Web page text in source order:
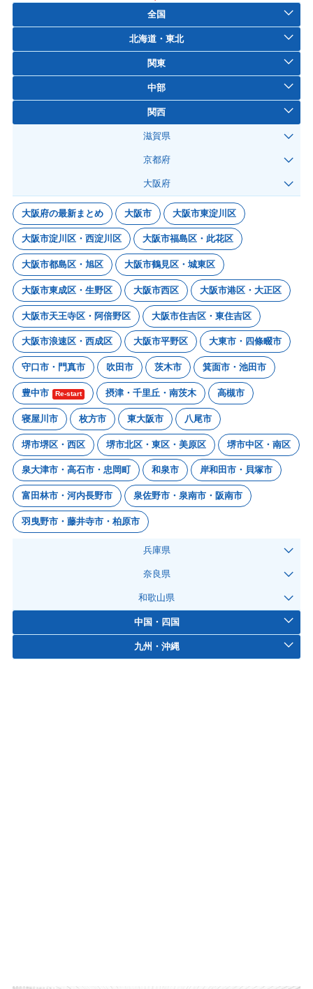
全国
北海道・東北
関東
中部
関西
滋賀県
京都府
大阪府
大阪府の最新まとめ 大阪市 大阪市東淀川区
大阪市淀川区・西淀川区 大阪市福島区・此花区
大阪市都島区・旭区 大阪市鶴見区・城東区
大阪市東成区・生野区 大阪市西区 大阪市港区・大正区
大阪市天王寺区・阿倍野区 大阪市住吉区・東住吉区
大阪市浪速区・西成区 大阪市平野区 大東市・四條畷市
守口市・門真市 吹田市 茨木市 箕面市・池田市
豊中市 Re-start 摂津・千里丘・南茨木 高槻市
寝屋川市 枚方市 東大阪市 八尾市
堺市堺区・西区 堺市北区・東区・美原区 堺市中区・南区
泉大津市・高石市・忠岡町 和泉市 岸和田市・貝塚市
富田林市・河内長野市 泉佐野市・泉南市・阪南市
羽曳野市・藤井寺市・柏原市
兵庫県
奈良県
和歌山県
中国・四国
九州・沖縄